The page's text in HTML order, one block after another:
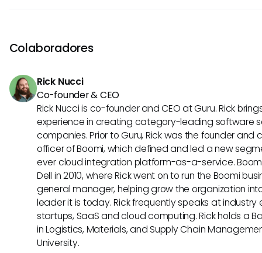
marketing dirigido y recordatorios de renovación de
automatizados. Estos casos de uso hacen que las
la empresa en general.
Colaboradores
Rick Nucci
Co-founder & CEO
Rick Nucci is co-founder and CEO at Guru. Rick
experience in creating category-leading software
companies. Prior to Guru, Rick was the founder and
officer of Boomi, which defined and led a new
ever cloud integration platform-as-a-service.
Dell in 2010, where Rick went on to run the Boomi
general manager, helping grow the organization
leader it is today. Rick frequently speaks at
startups, SaaS and cloud computing. Rick holds a
in Logistics, Materials, and Supply Chain
University.